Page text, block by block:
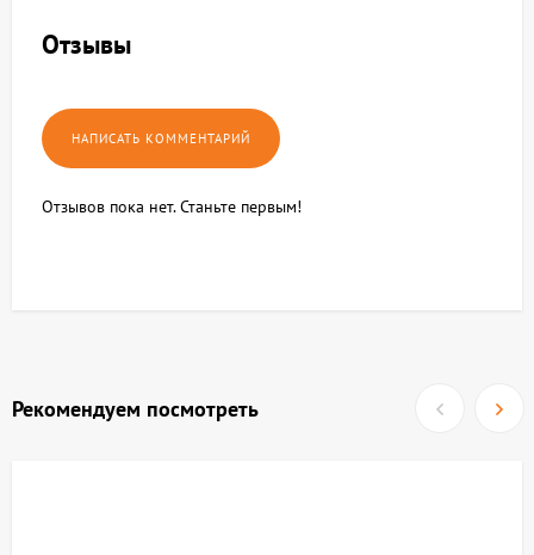
Отзывы
Отзывов пока нет. Станьте первым!
Рекомендуем посмотреть